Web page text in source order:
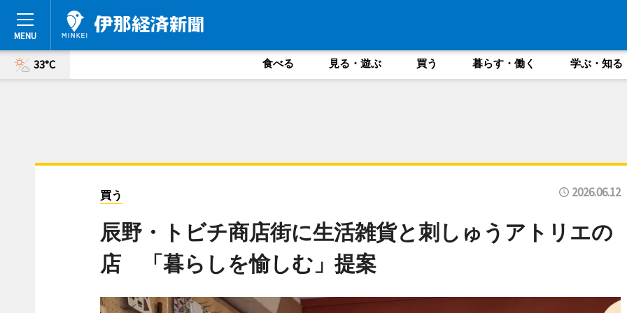
33°C 食べる 見る・遊ぶ 買う 暮らす・働く 学ぶ・知る
買う 2026.06.12
辰野・トビチ商店街に生活雑貨と刺しゅうアトリエの
店 「暮らしを愉しむ」提案